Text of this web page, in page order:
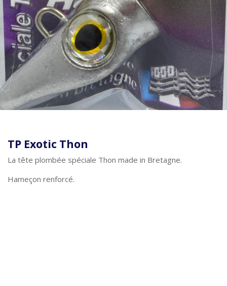
TP Exotic Thon
La tête plombée spéciale Thon made in Bretagne.
Hameçon renforcé.